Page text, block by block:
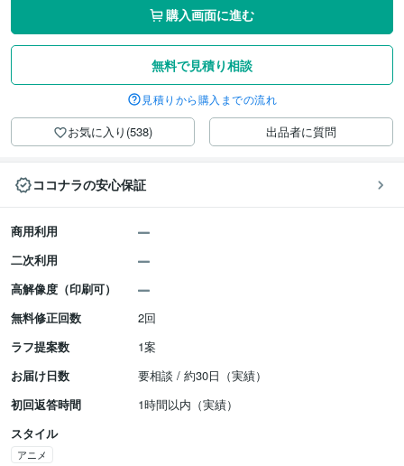
購入画面に進む
無料で見積り相談
見積りから購入までの流れ
お気に入り(538) 出品者に質問
ココナラの安心保証
商用利用
二次利用
高解像度（印刷可）
無料修正回数
2回
ラフ提案数
1案
お届け日数
要相談 / 約30日（実績）
初回返答時間
1時間以内（実績）
スタイル
アニメ